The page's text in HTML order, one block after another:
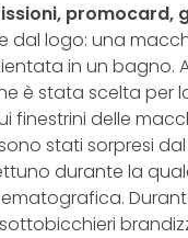
promocard,
logo: una
in un bagno.
è stata scelta
finestrini delle
stati sorpresi dal
durante la